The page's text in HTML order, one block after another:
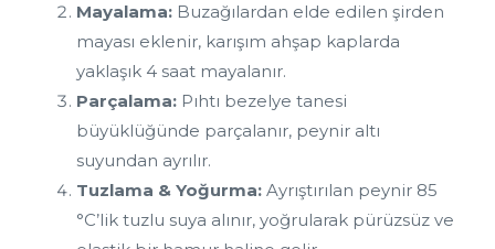
Mayalama: Buzağılardan elde edilen şirden
mayası eklenir, karışım ahşap kaplarda
yaklaşık 4 saat mayalanır.
Parçalama: Pıhtı bezelye tanesi
büyüklüğünde parçalanır, peynir altı
suyundan ayrılır.
Tuzlama & Yoğurma: Ayrıştırılan peynir 85
°C’lik tuzlu suya alınır, yoğrularak pürüzsüz ve